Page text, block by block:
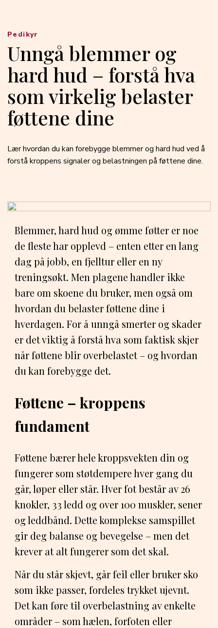
Unngå blemmer og
hard hud – forstå hva
som virkelig belaster
føttene dine
Lær hvordan du kan forebygge blemmer og hard hud ved å
forstå kroppens signaler og belastningen på føttene dine.
Pedikyr
Blemmer, hard hud og ømme føtter er noe
de fleste har opplevd – enten etter en lang
dag på jobb, en fjelltur eller en ny
treningsøkt. Men plagene handler ikke
bare om skoene du bruker, men også om
hvordan du belaster føttene dine i
hverdagen. For å unngå smerter og skader
er det viktig å forstå hva som faktisk skjer
når føttene blir overbelastet – og hvordan
du kan forebygge det.
Føttene – kroppens
fundament
Føttene bærer hele kroppsvekten din og
fungerer som støtdempere hver gang du
går, løper eller står. Hver fot består av 26
knokler, 33 ledd og over 100 muskler, sener
og leddbånd. Dette komplekse samspillet
gir deg balanse og bevegelse – men det
krever at alt fungerer som det skal.
Når du står skjevt, går feil eller bruker sko
som ikke passer, fordeles trykket ujevnt.
Det kan føre til overbelastning av enkelte
områder – som hælen, forfoten eller